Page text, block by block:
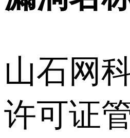
山石网
许可证